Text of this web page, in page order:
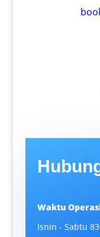
Waktu
Isnin - Sabtu